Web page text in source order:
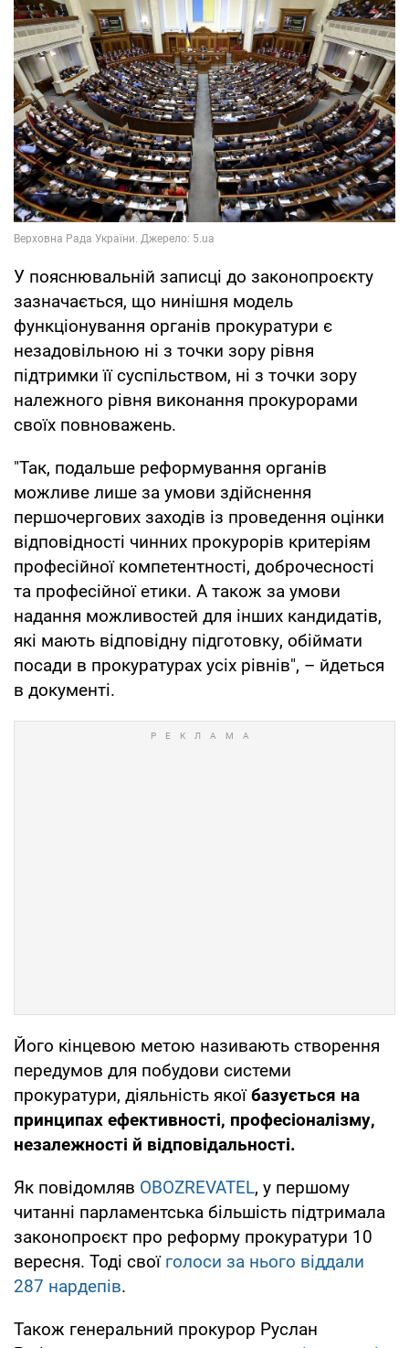
У пояснювальній записці до законопроєкту
зазначається, що нинішня модель
функціонування органів прокуратури є
незадовільною ні з точки зору рівня
підтримки її суспільством, ні з точки зору
належного рівня виконання прокурорами
своїх повноважень.
"Так, подальше реформування органів
можливе лише за умови здійснення
першочергових заходів із проведення оцінки
відповідності чинних прокурорів критеріям
професійної компетентності, доброчесності
та професійної етики. А також за умови
надання можливостей для інших кандидатів,
які мають відповідну підготовку, обіймати
посади в прокуратурах усіх рівнів", – йдеться
в документі.
Його кінцевою метою називають створення
передумов для побудови системи
прокуратури, діяльність якоїбазується на
принципах ефективності, професіоналізму,
незалежності й відповідальності.
Як повідомляв OBOZREVATEL, у першому
читанні парламентська більшість підтримала
законопроєкт про реформу прокуратури 10
вересня. Тоді свої голоси за нього віддали
287 нардепів.
Також генеральний прокурор Руслан